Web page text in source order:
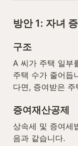
방안 1: 자녀
구조
A 씨가 주택 일부
주택 수가 줄어듭
다면, 증여받은
증여재산공제
상속세 및 증여세
음과 같습니다.